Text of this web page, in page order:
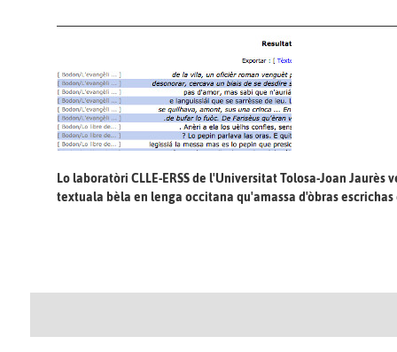
Lo laboratòri CLLE-ERSS de l'Universitat Tolosa-Joan Jaurès
textuala bèla en lenga occitana qu'amassa d'òbras escrichas